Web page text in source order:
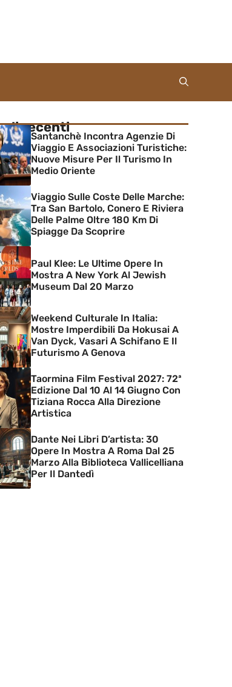
recenti
Santanchè Incontra Agenzie Di
Viaggio E Associazioni Turistiche:
Nuove Misure Per Il Turismo In
Medio Oriente
Viaggio Sulle Coste Delle Marche:
Tra San Bartolo, Conero E Riviera
Delle Palme Oltre 180 Km Di
Spiagge Da Scoprire
Paul Klee: Le Ultime Opere In
Mostra A New York Al Jewish
Museum Dal 20 Marzo
Weekend Culturale In Italia:
Mostre Imperdibili Da Hokusai A
Van Dyck, Vasari A Schifano E Il
Futurismo A Genova
Taormina Film Festival 2027: 72ª
Edizione Dal 10 Al 14 Giugno Con
Tiziana Rocca Alla Direzione
Artistica
Dante Nei Libri D’artista: 30
Opere In Mostra A Roma Dal 25
Marzo Alla Biblioteca Vallicelliana
Per Il Dantedì